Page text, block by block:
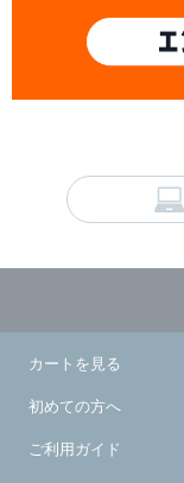
カートを見る
初めての方へ
ご利用ガイド